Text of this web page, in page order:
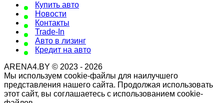
Купить авто
Новости
Контакты
Trade-In
Авто в лизинг
Кредит на авто
ARENA4.BY © 2023 - 2026
Мы используем cookie-файлы для наилучшего
представления нашего сайта. Продолжая использовать
этот сайт, вы соглашаетесь с использованием cookie-